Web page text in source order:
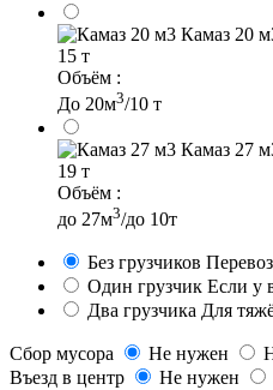
Камаз 20
15 т
Объём :
До 20м3/10 т
Камаз 27
19 т
Объём :
до 27м3/до 10т
Без грузчиков
Один грузчик Если у
Два грузчика Для
Сбор мусора Не нужен
Въезд в центр
Не нужен